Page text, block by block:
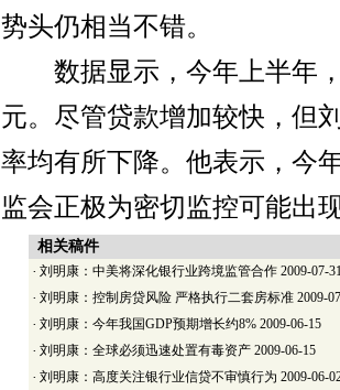
势头仍相当不错。
数据显示，今年上半年，
元。尽管贷款增加较快，但
率均有所下降。他表示，今
监会正极为密切监控可能出
相关稿件
· 刘明康：中美将深化银行业跨境监管合作 2009-07-
· 刘明康：控制房贷风险 严格执行二套房标准 2009-
· 刘明康：今年我国GDP预期增长约8% 2009-06-15
· 刘明康：全球必须迅速处置有毒资产 2009-06-15
· 刘明康：高度关注银行业信贷不审慎行为 2009-06-